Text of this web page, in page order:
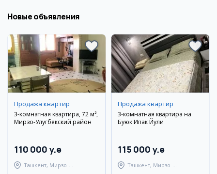
Новые объявления
Продажа квартир
3-комнатная квартира, 72 м²,
Мирзо-Улугбекский район
110 000 y.e
Ташкент, Мирзо-
Продажа квартир
3-комнатная квартира на
Буюк Ипак Йули
115 000 y.e
Ташкент, Мирзо-